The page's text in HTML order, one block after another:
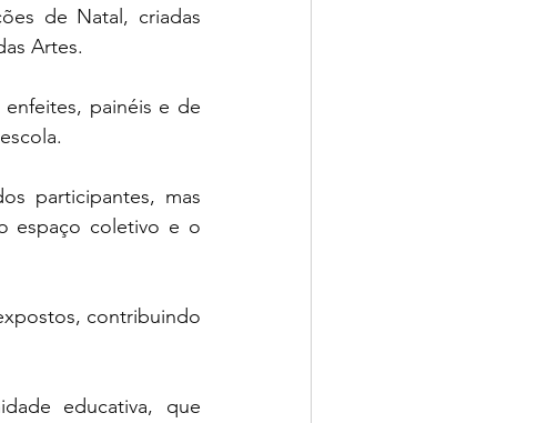
de Natal, criadas
Artes.
painéis e de
participantes, mas
espaço coletivo e o
contribuindo
educativa, que